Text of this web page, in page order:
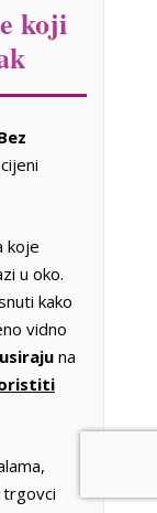
koji
koje
u oko.
kako
vidno
na
trgovci